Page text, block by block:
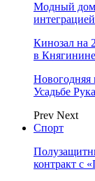
Модный дом
Кинозал на
в Княгинине
Новогодняя
Усадьбе
Prev Next
Спорт
контракт с